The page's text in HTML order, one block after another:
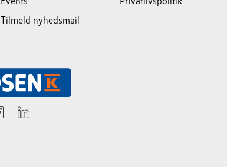
Tilmeld nyhedsmail